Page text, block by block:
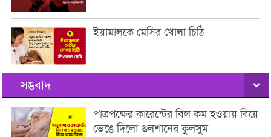
ইয়ামালকে মেসির খোলা চিঠি
সঙবাদ
পাত্রপক্ষের কারেন্টের বিল কম হওয়ায় বিয়ে
ভেঙে দিলো গুলশানের কুলসুম